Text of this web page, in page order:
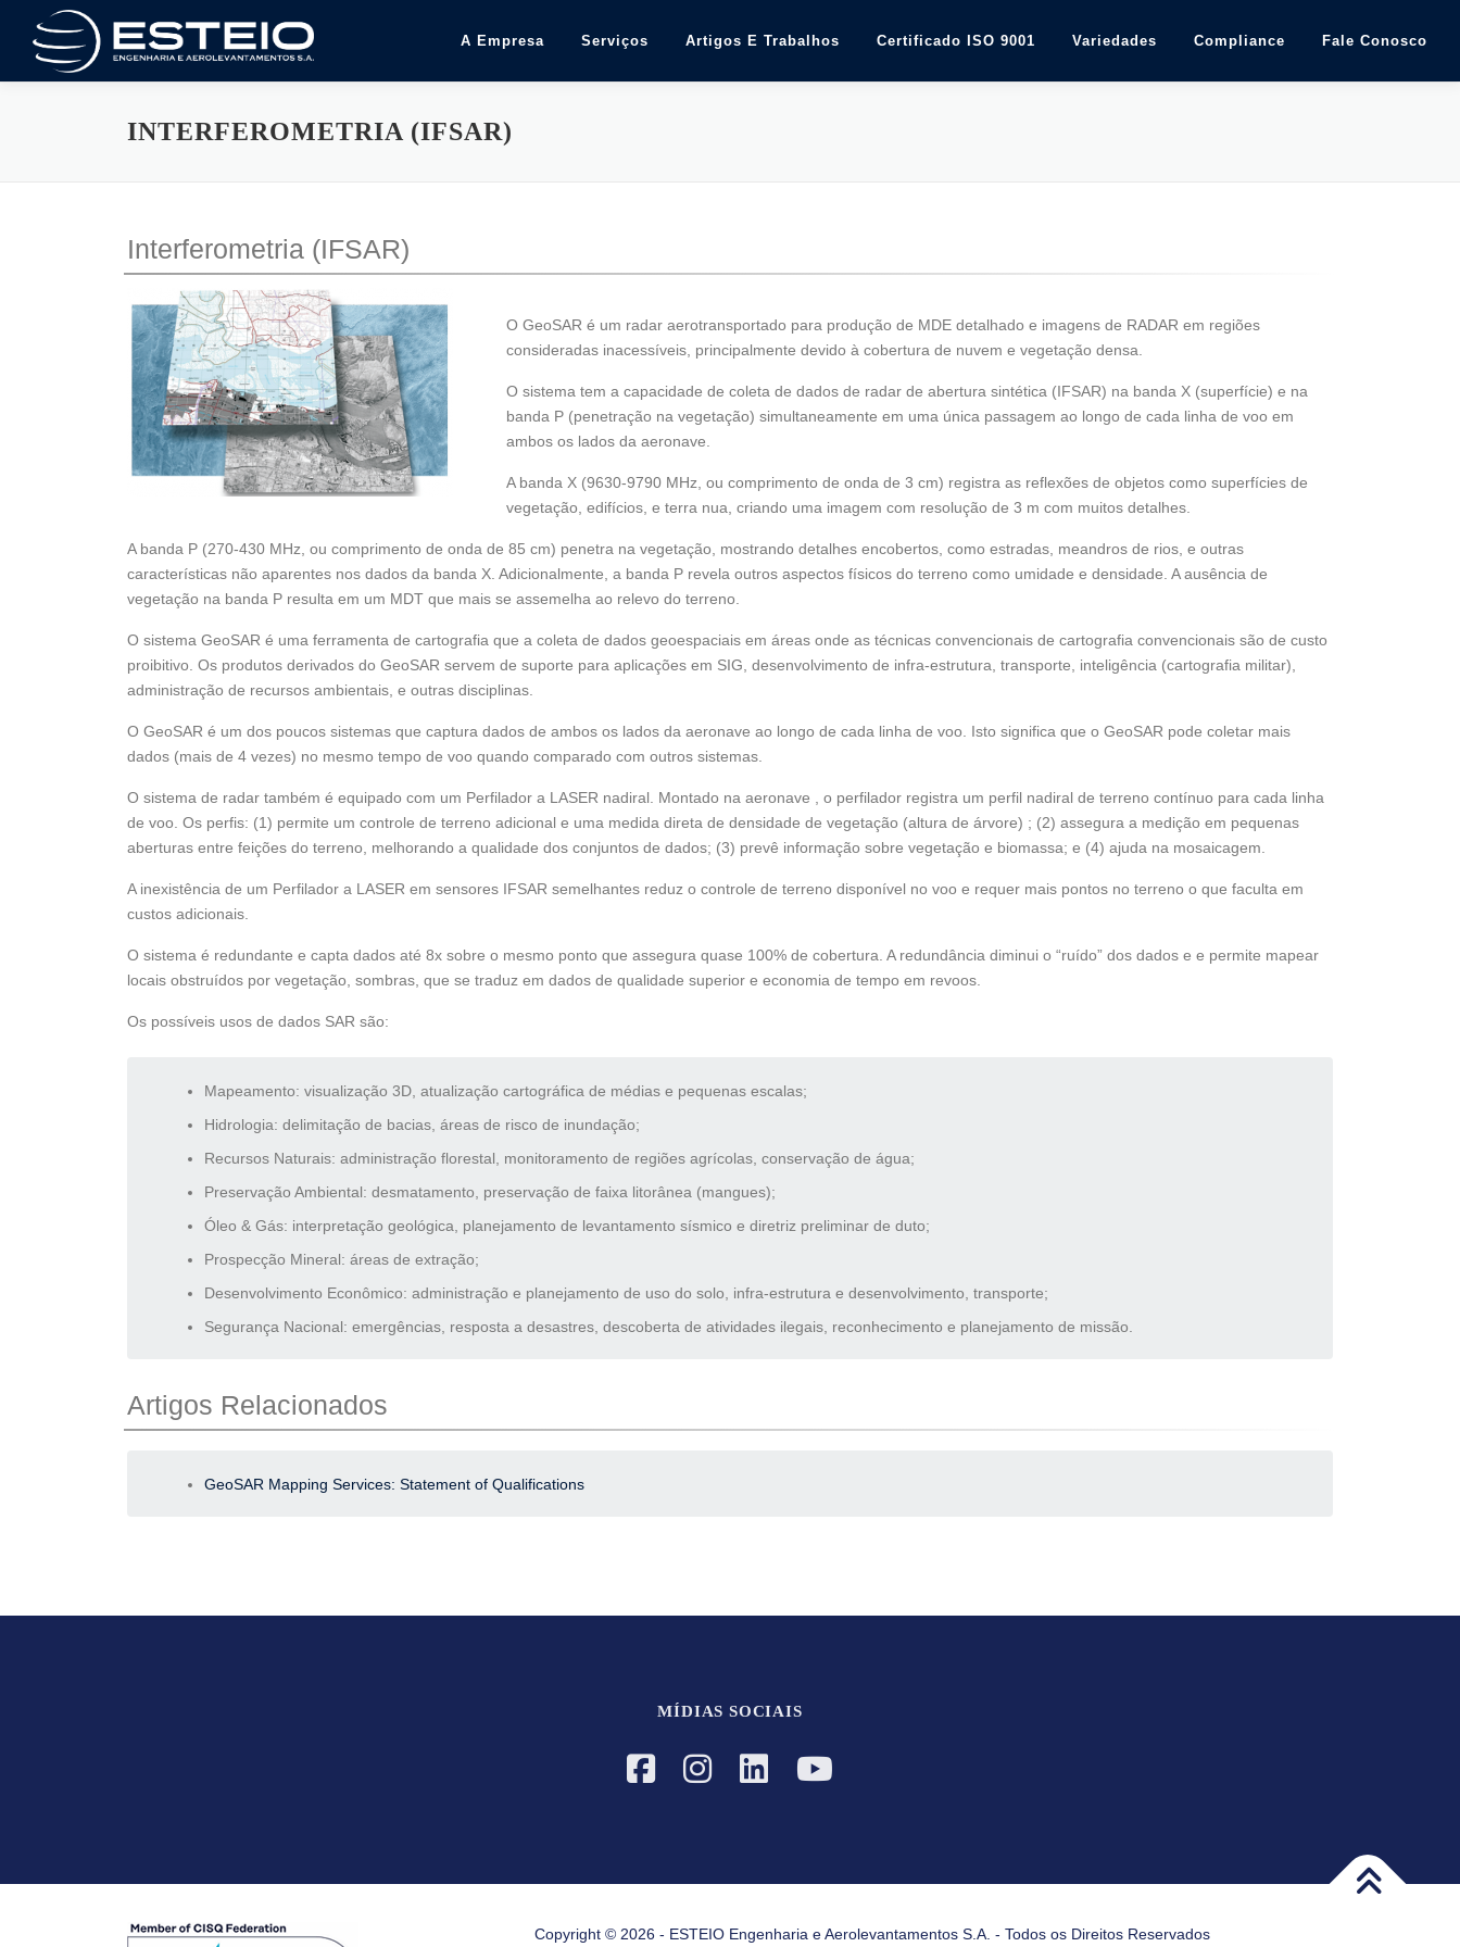
conteúdo
A Empresa Serviços Artigos E Trabalhos Certificado ISO 9001 Variedades Compliance Fale Conosco
INTERFEROMETRIA (IFSAR)
Interferometria (IFSAR)
O GeoSAR é um radar aerotransportado para produção de MDE detalhado e imagens de RADAR em regiões
consideradas inacessíveis, principalmente devido à cobertura de nuvem e vegetação densa.
O sistema tem a capacidade de coleta de dados de radar de abertura sintética (IFSAR) na banda X (superfície) e na
banda P (penetração na vegetação) simultaneamente em uma única passagem ao longo de cada linha de voo em
ambos os lados da aeronave.
A banda X (9630-9790 MHz, ou comprimento de onda de 3 cm) registra as reflexões de objetos como superfícies de
vegetação, edifícios, e terra nua, criando uma imagem com resolução de 3 m com muitos detalhes.
A banda P (270-430 MHz, ou comprimento de onda de 85 cm) penetra na vegetação, mostrando detalhes encobertos, como estradas, meandros de rios, e outras
características não aparentes nos dados da banda X. Adicionalmente, a banda P revela outros aspectos físicos do terreno como umidade e densidade. A ausência de
vegetação na banda P resulta em um MDT que mais se assemelha ao relevo do terreno.
O sistema GeoSAR é uma ferramenta de cartografia que a coleta de dados geoespaciais em áreas onde as técnicas convencionais de cartografia convencionais são de custo
proibitivo. Os produtos derivados do GeoSAR servem de suporte para aplicações em SIG, desenvolvimento de infra-estrutura, transporte, inteligência (cartografia militar),
administração de recursos ambientais, e outras disciplinas.
O GeoSAR é um dos poucos sistemas que captura dados de ambos os lados da aeronave ao longo de cada linha de voo. Isto significa que o GeoSAR pode coletar mais
dados (mais de 4 vezes) no mesmo tempo de voo quando comparado com outros sistemas.
O sistema de radar também é equipado com um Perfilador a LASER nadiral. Montado na aeronave , o perfilador registra um perfil nadiral de terreno contínuo para cada linha
de voo. Os perfis: (1) permite um controle de terreno adicional e uma medida direta de densidade de vegetação (altura de árvore) ; (2) assegura a medição em pequenas
aberturas entre feições do terreno, melhorando a qualidade dos conjuntos de dados; (3) prevê informação sobre vegetação e biomassa; e (4) ajuda na mosaicagem.
A inexistência de um Perfilador a LASER em sensores IFSAR semelhantes reduz o controle de terreno disponível no voo e requer mais pontos no terreno o que faculta em
custos adicionais.
O sistema é redundante e capta dados até 8x sobre o mesmo ponto que assegura quase 100% de cobertura. A redundância diminui o “ruído” dos dados e e permite mapear
locais obstruídos por vegetação, sombras, que se traduz em dados de qualidade superior e economia de tempo em revoos.
Os possíveis usos de dados SAR são:
Mapeamento: visualização 3D, atualização cartográfica de médias e pequenas escalas;
Hidrologia: delimitação de bacias, áreas de risco de inundação;
Recursos Naturais: administração florestal, monitoramento de regiões agrícolas, conservação de água;
Preservação Ambiental: desmatamento, preservação de faixa litorânea (mangues);
Óleo & Gás: interpretação geológica, planejamento de levantamento sísmico e diretriz preliminar de duto;
Prospecção Mineral: áreas de extração;
Desenvolvimento Econômico: administração e planejamento de uso do solo, infra-estrutura e desenvolvimento, transporte;
Segurança Nacional: emergências, resposta a desastres, descoberta de atividades ilegais, reconhecimento e planejamento de missão.
Artigos Relacionados
GeoSAR Mapping Services: Statement of Qualifications
MÍDIAS SOCIAIS
Copyright © 2026 - ESTEIO Engenharia e Aerolevantamentos S.A. - Todos os Direitos Reservados